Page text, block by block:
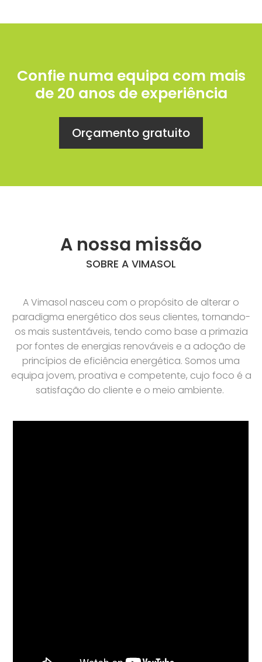
Confie numa equipa com mais
de 20 anos de experiência
Orçamento gratuito
A nossa missão
SOBRE A VIMASOL
A Vimasol nasceu com o propósito de alterar o
paradigma energético dos seus clientes, tornando-
os mais sustentáveis, tendo como base a primazia
por fontes de energias renováveis e a adoção de
princípios de eficiência energética. Somos uma
equipa jovem, proativa e competente, cujo foco é a
satisfação do cliente e o meio ambiente.